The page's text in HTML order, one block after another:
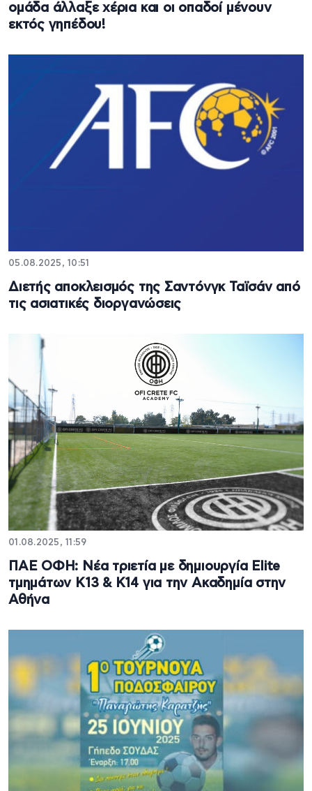
ομάδα άλλαξε χέρια και οι οπαδοί μένουν
εκτός γηπέδου!
05.08.2025, 10:51
Διετής αποκλεισμός της Σαντόνγκ Ταϊσάν από
τις ασιατικές διοργανώσεις
01.08.2025, 11:59
ΠΑΕ ΟΦΗ: Νέα τριετία με δημιουργία Elite
τμημάτων Κ13 & Κ14 για την Ακαδημία στην
Αθήνα